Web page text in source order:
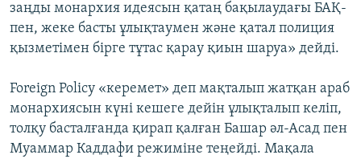
заңды монархия идеясын қатаң бақылаудағы БАҚ-
пен, жеке басты ұлықтаумен және қатал полиция
қызметімен бірге тұтас қарау қиын шаруа» дейді.
Foreign Policy «керемет» деп мақталып жатқан араб
монархиясын күні кешеге дейін ұлықталып келіп,
толқу басталғанда қирап қалған Башар әл-Асад пен
Муаммар Каддафи режиміне теңейді. Мақала